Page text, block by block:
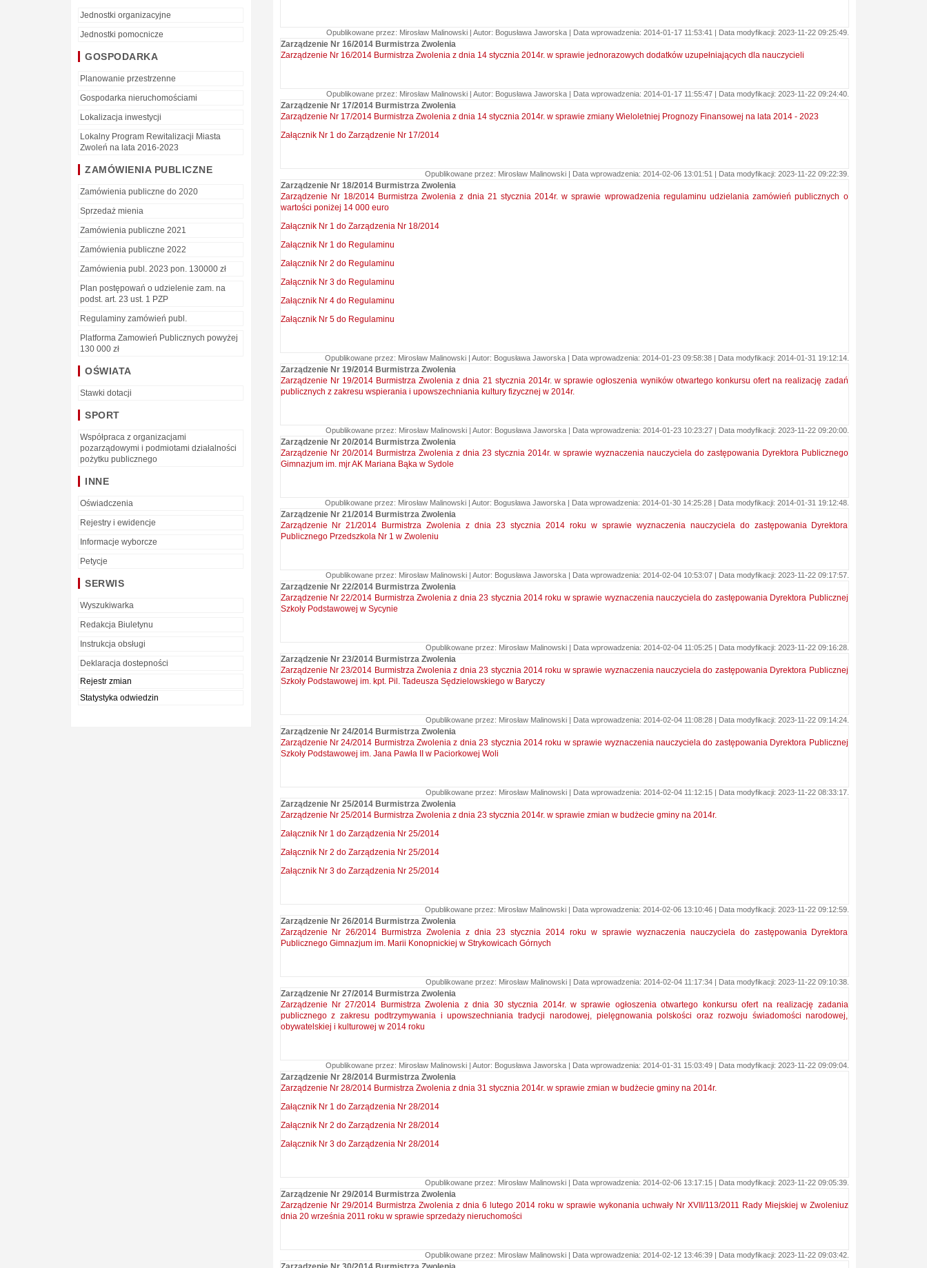
Jednostki organizacyjne
Jednostki pomocnicze
GOSPODARKA
Planowanie przestrzenne
Gospodarka nieruchomościami
Lokalizacja inwestycji
Lokalny Program Rewitalizacji Miasta
Zwoleń na lata 2016-2023
ZAMÓWIENIA PUBLICZNE
Zamówienia publiczne do 2020
Sprzedaż mienia
Zamówienia publiczne 2021
Zamówienia publiczne 2022
Zamówienia publ. 2023 pon. 130000 zł
Plan postępowań o udzielenie zam. na
podst. art. 23 ust. 1 PZP
Regulaminy zamówień publ.
Platforma Zamowień Publicznych powyżej
130 000 zł
OŚWIATA
Stawki dotacji
SPORT
Współpraca z organizacjami
pozarządowymi i podmiotami działalności
pożytku publicznego
INNE
Oświadczenia
Rejestry i ewidencje
Informacje wyborcze
Petycje
SERWIS
Wyszukiwarka
Redakcja Biuletynu
Instrukcja obsługi
Deklaracja dostepności
Rejestr zmian
Statystyka odwiedzin
Opublikowane przez: Mirosław Malinowski | Autor: Bogusława Jaworska | Data wprowadzenia: 2014-01-17 11:53:41 | Data modyfikacji: 2023-11-22 09:25:49.
Zarządzenie Nr 16/2014 Burmistrza Zwolenia
Zarządzenie Nr 16/2014 Burmistrza Zwolenia z dnia 14 stycznia 2014r. w sprawie jednorazowych dodatków uzupełniających dla nauczycieli
Opublikowane przez: Mirosław Malinowski | Autor: Bogusława Jaworska | Data wprowadzenia: 2014-01-17 11:55:47 | Data modyfikacji: 2023-11-22 09:24:40.
Zarządzenie Nr 17/2014 Burmistrza Zwolenia
Zarządzenie Nr 17/2014 Burmistrza Zwolenia z dnia 14 stycznia 2014r. w sprawie zmiany Wieloletniej Prognozy Finansowej na lata 2014 - 2023
Załącznik Nr 1 do Zarządzenie Nr 17/2014
Opublikowane przez: Mirosław Malinowski | Data wprowadzenia: 2014-02-06 13:01:51 | Data modyfikacji: 2023-11-22 09:22:39.
Zarządzenie Nr 18/2014 Burmistrza Zwolenia
Zarządzenie Nr 18/2014 Burmistrza Zwolenia z dnia 21 stycznia 2014r. w sprawie wprowadzenia regulaminu udzielania zamówień publicznych o
wartości poniżej 14 000 euro
Załącznik Nr 1 do Zarządzenia Nr 18/2014
Załącznik Nr 1 do Regulaminu
Załącznik Nr 2 do Regulaminu
Załącznik Nr 3 do Regulaminu
Załącznik Nr 4 do Regulaminu
Załącznik Nr 5 do Regulaminu
Opublikowane przez: Mirosław Malinowski | Autor: Bogusława Jaworska | Data wprowadzenia: 2014-01-23 09:58:38 | Data modyfikacji: 2014-01-31 19:12:14.
Zarządzenie Nr 19/2014 Burmistrza Zwolenia
Zarządzenie Nr 19/2014 Burmistrza Zwolenia z dnia 21 stycznia 2014r. w sprawie ogłoszenia wyników otwartego konkursu ofert na realizację zadań
publicznych z zakresu wspierania i upowszechniania kultury fizycznej w 2014r.
Opublikowane przez: Mirosław Malinowski | Autor: Bogusława Jaworska | Data wprowadzenia: 2014-01-23 10:23:27 | Data modyfikacji: 2023-11-22 09:20:00.
Zarządzenie Nr 20/2014 Burmistrza Zwolenia
Zarządzenie Nr 20/2014 Burmistrza Zwolenia z dnia 23 stycznia 2014r. w sprawie wyznaczenia nauczyciela do zastępowania Dyrektora Publicznego
Gimnazjum im. mjr AK Mariana Bąka w Sydole
Opublikowane przez: Mirosław Malinowski | Autor: Bogusława Jaworska | Data wprowadzenia: 2014-01-30 14:25:28 | Data modyfikacji: 2014-01-31 19:12:48.
Zarządzenie Nr 21/2014 Burmistrza Zwolenia
Zarządzenie Nr 21/2014 Burmistrza Zwolenia z dnia 23 stycznia 2014 roku w sprawie wyznaczenia nauczyciela do zastępowania Dyrektora
Publicznego Przedszkola Nr 1 w Zwoleniu
Opublikowane przez: Mirosław Malinowski | Autor: Bogusława Jaworska | Data wprowadzenia: 2014-02-04 10:53:07 | Data modyfikacji: 2023-11-22 09:17:57.
Zarządzenie Nr 22/2014 Burmistrza Zwolenia
Zarządzenie Nr 22/2014 Burmistrza Zwolenia z dnia 23 stycznia 2014 roku w sprawie wyznaczenia nauczyciela do zastępowania Dyrektora Publicznej
Szkoły Podstawowej w Sycynie
Opublikowane przez: Mirosław Malinowski | Data wprowadzenia: 2014-02-04 11:05:25 | Data modyfikacji: 2023-11-22 09:16:28.
Zarządzenie Nr 23/2014 Burmistrza Zwolenia
Zarządzenie Nr 23/2014 Burmistrza Zwolenia z dnia 23 stycznia 2014 roku w sprawie wyznaczenia nauczyciela do zastępowania Dyrektora Publicznej
Szkoły Podstawowej im. kpt. Pil. Tadeusza Sędzielowskiego w Baryczy
Opublikowane przez: Mirosław Malinowski | Data wprowadzenia: 2014-02-04 11:08:28 | Data modyfikacji: 2023-11-22 09:14:24.
Zarządzenie Nr 24/2014 Burmistrza Zwolenia
Zarządzenie Nr 24/2014 Burmistrza Zwolenia z dnia 23 stycznia 2014 roku w sprawie wyznaczenia nauczyciela do zastępowania Dyrektora Publicznej
Szkoły Podstawowej im. Jana Pawła II w Paciorkowej Woli
Opublikowane przez: Mirosław Malinowski | Data wprowadzenia: 2014-02-04 11:12:15 | Data modyfikacji: 2023-11-22 08:33:17.
Zarządzenie Nr 25/2014 Burmistrza Zwolenia
Zarządzenie Nr 25/2014 Burmistrza Zwolenia z dnia 23 stycznia 2014r. w sprawie zmian w budżecie gminy na 2014r.
Załącznik Nr 1 do Zarządzenia Nr 25/2014
Załącznik Nr 2 do Zarządzenia Nr 25/2014
Załącznik Nr 3 do Zarządzenia Nr 25/2014
Opublikowane przez: Mirosław Malinowski | Data wprowadzenia: 2014-02-06 13:10:46 | Data modyfikacji: 2023-11-22 09:12:59.
Zarządzenie Nr 26/2014 Burmistrza Zwolenia
Zarządzenie Nr 26/2014 Burmistrza Zwolenia z dnia 23 stycznia 2014 roku w sprawie wyznaczenia nauczyciela do zastępowania Dyrektora
Publicznego Gimnazjum im. Marii Konopnickiej w Strykowicach Górnych
Opublikowane przez: Mirosław Malinowski | Data wprowadzenia: 2014-02-04 11:17:34 | Data modyfikacji: 2023-11-22 09:10:38.
Zarządzenie Nr 27/2014 Burmistrza Zwolenia
Zarządzenie Nr 27/2014 Burmistrza Zwolenia z dnia 30 stycznia 2014r. w sprawie ogłoszenia otwartego konkursu ofert na realizację zadania
publicznego z zakresu podtrzymywania i upowszechniania tradycji narodowej, pielęgnowania polskości oraz rozwoju świadomości narodowej,
obywatelskiej i kulturowej w 2014 roku
Opublikowane przez: Mirosław Malinowski | Autor: Bogusława Jaworska | Data wprowadzenia: 2014-01-31 15:03:49 | Data modyfikacji: 2023-11-22 09:09:04.
Zarządzenie Nr 28/2014 Burmistrza Zwolenia
Zarządzenie Nr 28/2014 Burmistrza Zwolenia z dnia 31 stycznia 2014r. w sprawie zmian w budżecie gminy na 2014r.
Załącznik Nr 1 do Zarządzenia Nr 28/2014
Załącznik Nr 2 do Zarządzenia Nr 28/2014
Załącznik Nr 3 do Zarządzenia Nr 28/2014
Opublikowane przez: Mirosław Malinowski | Data wprowadzenia: 2014-02-06 13:17:15 | Data modyfikacji: 2023-11-22 09:05:39.
Zarządzenie Nr 29/2014 Burmistrza Zwolenia
Zarządzenie Nr 29/2014 Burmistrza Zwolenia z dnia 6 lutego 2014 roku w sprawie wykonania uchwały Nr XVII/113/2011 Rady Miejskiej w Zwoleniuz
dnia 20 września 2011 roku w sprawie sprzedaży nieruchomości
Opublikowane przez: Mirosław Malinowski | Data wprowadzenia: 2014-02-12 13:46:39 | Data modyfikacji: 2023-11-22 09:03:42.